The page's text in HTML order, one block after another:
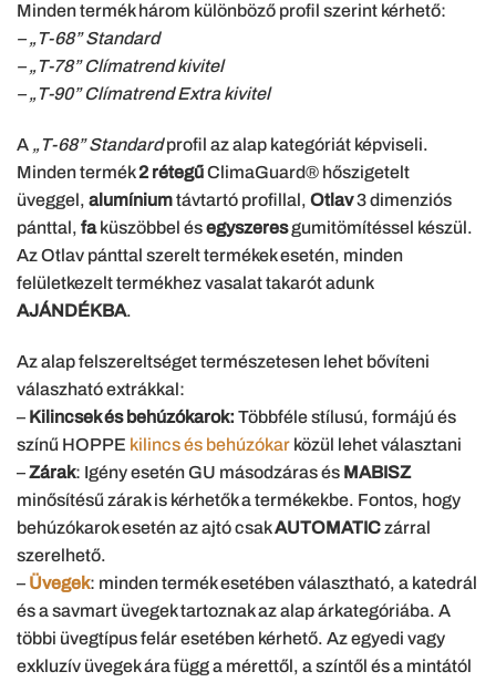
Minden termék három különböző profil szerint kérhető:
– „T-68” Standard
– „T-78” Clímatrend kivitel
– „T-90” Clímatrend Extra kivitel
A „T-68” Standardprofil az alap kategóriát képviseli.
Minden termék2 rétegűClimaGuard® hőszigetelt
üveggel, alumíniumtávtartó profillal, Otlav3 dimenziós
pánttal, faküszöbbel ésegyszeresgumitömítéssel készül.
Az Otlav pánttal szerelt termékek esetén, minden
felületkezelt termékhez vasalat takarót adunk
AJÁNDÉKBA.
Az alap felszereltséget természetesen lehet bővíteni
válaszható extrákkal:
– Kilincsek és behúzókarok: Többféle stílusú, formájú és
színű HOPPE kilincs és behúzókar közül lehet választani
–Zárak: Igény esetén GU másodzáras és MABISZ
minősítésű zárak is kérhetők a termékekbe. Fontos, hogy
behúzókarok esetén az ajtó csakAUTOMATICzárral
szerelhető.
– Üvegek: minden termék esetében választható, a katedrál
és a savmart üvegek tartoznak az alap árkategóriába. A
többi üvegtípus felár esetében kérhető. Az egyedi vagy
exkluzív üvegek ára függ a mérettől, a színtől és a mintától